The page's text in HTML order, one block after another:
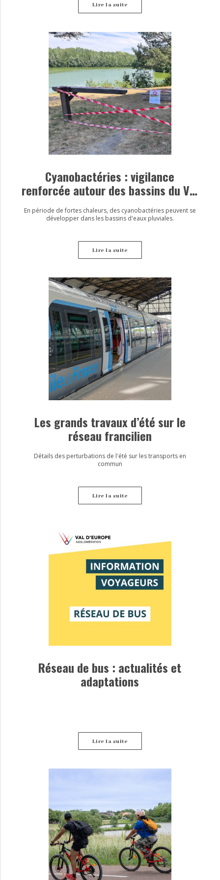
Lire la suite
Cyanobactéries : vigilance
renforcée autour des bassins du Val
d’Europe
En période de fortes chaleurs, des cyanobactéries peuvent se
développer dans les bassins d'eaux pluviales.
Lire la suite
Les grands travaux d’été sur le
réseau francilien
Détails des perturbations de l'été sur les transports en
commun
Lire la suite
Réseau de bus : actualités et
adaptations
concernant les perturbations des lignes de bus.
Lire la suite